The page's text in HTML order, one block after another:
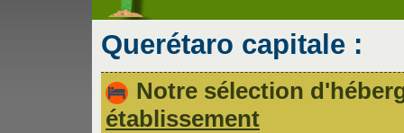
Querétaro capitale :
Notre sélection
établissement